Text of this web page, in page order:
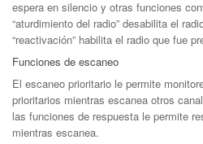
espera en silencio y otras funciones
“aturdimiento del radio” desabilita el
“reactivación” habilita el radio que fue
Funciones de escaneo
El escaneo prioritario le permite
prioritarios mientras escanea otros
las funciones de respuesta le permite
mientras escanea.